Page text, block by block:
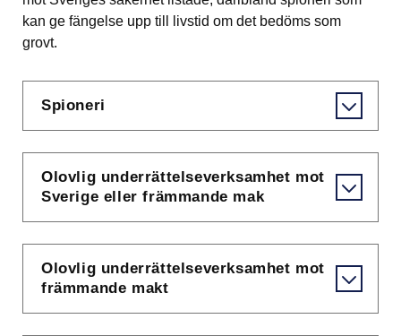
kan ge fängelse upp till livstid om det bedöms som
grovt.
Spioneri
Olovlig underrättelseverksamhet mot
Sverige eller främmande mak
Olovlig underrättelseverksamhet mot
främmande makt